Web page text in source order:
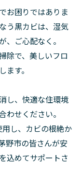
お困りではありま
う黒カビは、湿気
、ご心配なく。
除で、美しいフロ
す。
し、快適な住環境
わせください。
し、カビの根絶か
野市の皆さんが安
込めてサポートさ